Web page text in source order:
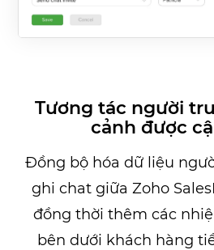
Tương tác người
cảnh được
Đồng bộ hóa dữ liệu
ghi chat giữa Zoho
đồng thời thêm các
bên dưới khách hàng